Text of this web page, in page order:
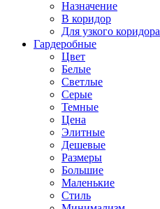
Назначение
В коридор
Для узкого коридора
Гардеробные
Цвет
Белые
Светлые
Серые
Темные
Цена
Элитные
Дешевые
Размеры
Большие
Маленькие
Стиль